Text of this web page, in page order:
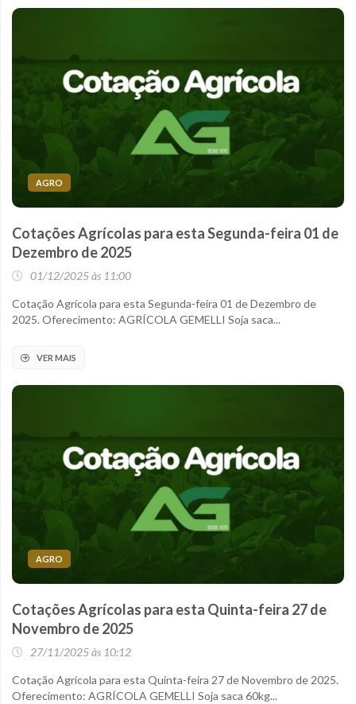
AGRO
Cotações Agrícolas para esta Segunda-feira 01 de
Dezembro de 2025
01/12/2025 às 11:00
Cotação Agrícola para esta Segunda-feira 01 de Dezembro de
2025. Oferecimento: AGRÍCOLA GEMELLI Soja saca...
VER MAIS
AGRO
Cotações Agrícolas para esta Quinta-feira 27 de
Novembro de 2025
27/11/2025 às 10:12
Cotação Agrícola para esta Quinta-feira 27 de Novembro de 2025.
Oferecimento: AGRÍCOLA GEMELLI Soja saca 60kg...